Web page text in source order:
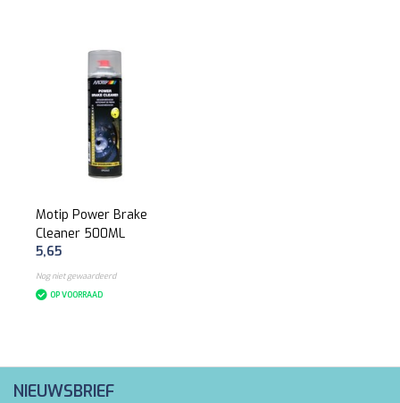
Motip Power Brake
Cleaner 500ML
5,65
Nog niet gewaardeerd
OP VOORRAAD
NIEUWSBRIEF